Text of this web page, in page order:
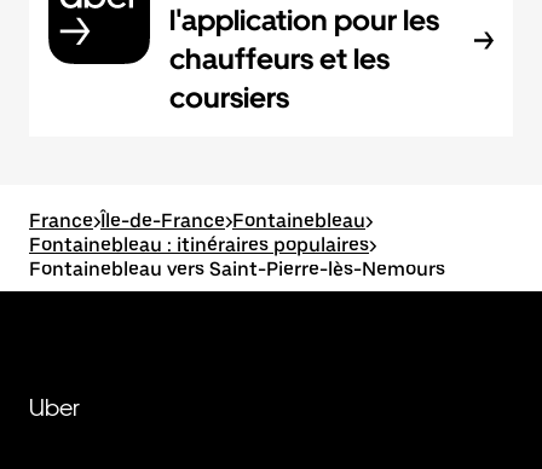
l'application pour les
chauffeurs et les
coursiers
France>Île-de-France>Fontainebleau>
Fontainebleau : itinéraires populaires>
Fontainebleau vers Saint-Pierre-lès-Nemours
Uber